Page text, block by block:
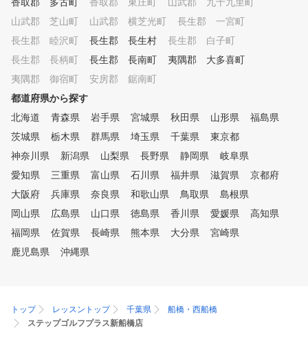
三脚で歩めるような指導
けています。 道具やウェアの
無料貸し出しも行ってい
で、休日だけでなくお仕
のゴルフラウンジにして
と嬉しいです！
山武郡 芝山町
山武郡 横芝光町
長生郡 一宮町
長生郡 睦沢町
長生郡 長生村
長生郡 白子町
長生郡 長柄町
長生郡 長南町
夷隅郡 大多喜町
夷隅郡 御宿町
安房郡 鋸南町
都道府県から探す
北海道
青森県 岩手県 宮城県 秋田県 山形県
福島県
茨城県
栃木県 群馬県 埼玉県 千葉県
東京都
神奈川県
新潟県 山梨県 長野県 静岡県
岐阜県
愛知県
三重県 富山県 石川県 福井県 滋賀県
京都府
大阪府
兵庫県 奈良県 和歌山県 鳥取県
島根県
岡山県
広島県 山口県 徳島県 香川県 愛媛県
高知県
福岡県
佐賀県 長崎県 熊本県 大分県
宮崎県
鹿児島県
沖縄県
トップ レッスントップ 千葉県
船橋・西船橋
ステップゴルフプラス新船橋店